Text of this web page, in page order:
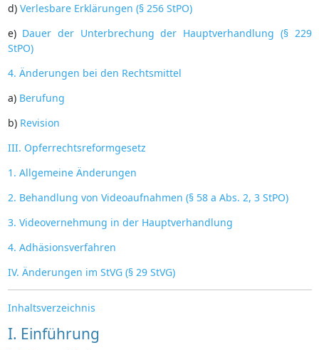
d) Verlesbare Erklärungen (§ 256 StPO)
e) Dauer der Unterbrechung der Hauptverhandlung (§ 229
StPO)
4. Änderungen bei den Rechtsmittel
a) Berufung
b) Revision
III. Opferrechtsreformgesetz
1. Allgemeine Änderungen
2. Behandlung von Videoaufnahmen (§ 58 a Abs. 2, 3 StPO)
3. Videovernehmung in der Hauptverhandlung
4. Adhäsionsverfahren
IV. Änderungen im StVG (§ 29 StVG)
Inhaltsverzeichnis
I. Einführung